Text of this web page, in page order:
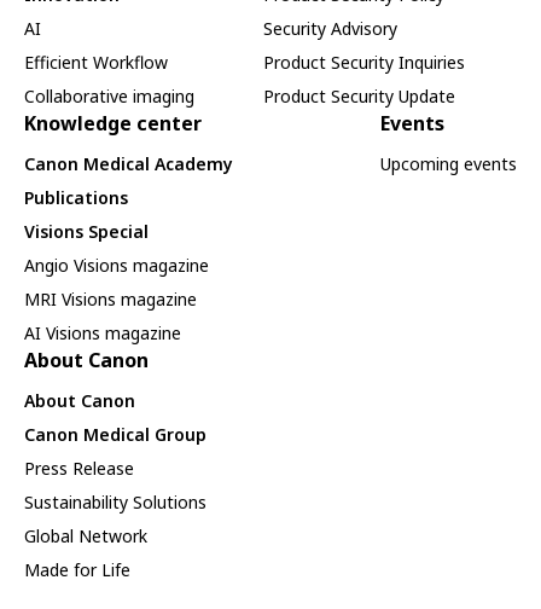
AI
Efficient Workflow
Collaborative imaging
Security Advisory
Product Security Inquiries
Product Security Update
Knowledge center
Canon Medical Academy
Publications
Visions Special
Angio Visions magazine
MRI Visions magazine
AI Visions magazine
Events
Upcoming events
About Canon
About Canon
Canon Medical Group
Press Release
Sustainability Solutions
Global Network
Made for Life